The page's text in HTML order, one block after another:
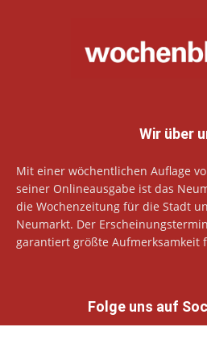
Wir über
Mit einer wöchentlichen Auflage
seiner Onlineausgabe ist das
die Wochenzeitung für die Stadt
Neumarkt. Der
garantiert größte Aufmerksamkeit
Folge uns auf